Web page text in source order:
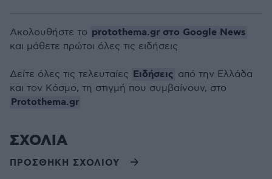
Ακολουθήστε το protothema.gr στο Google News
και μάθετε πρώτοι όλες τις ειδήσεις
Δείτε όλες τις τελευταίες Ειδήσεις από την Ελλάδα
και τον Κόσμο, τη στιγμή που συμβαίνουν, στο
Protothema.gr
ΣΧΟΛΙΑ
ΠΡΟΣΘΗΚΗ ΣΧΟΛΙΟΥ